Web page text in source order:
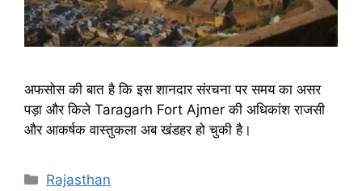
अफसोस की बात है कि इस शानदार संरचना पर समय का असर
पड़ा और किले Taragarh Fort Ajmer की अधिकांश राजसी
और आकर्षक वास्तुकला अब खंडहर हो चुकी है।
Categories
Rajasthan